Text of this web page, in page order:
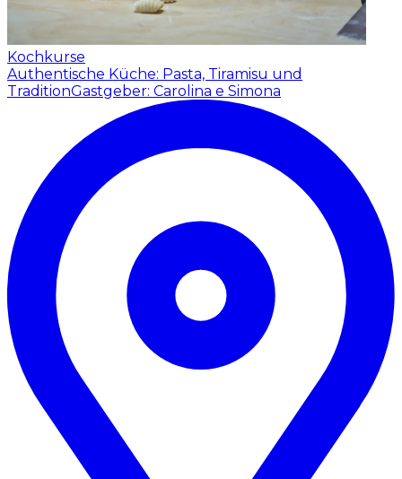
Kochkurse
Authentische Küche: Pasta, Tiramisu und
TraditionGastgeber: Carolina e Simona